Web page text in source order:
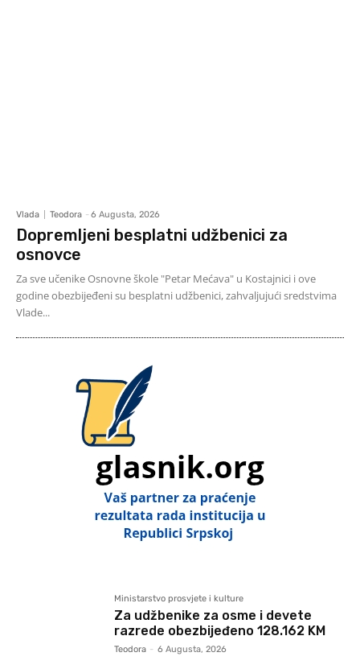
Vlada Teodora - 6 Augusta, 2026
Dopremljeni besplatni udžbenici za
osnovce
Za sve učenike Osnovne škole "Petar Mećava" u Kostajnici i ove
godine obezbijeđeni su besplatni udžbenici, zahvaljujući sredstvima
Vlade...
Ministarstvo prosvjete i kulture
Za udžbenike za osme i devete
razrede obezbijeđeno 128.162 KM
Teodora - 6 Augusta, 2026